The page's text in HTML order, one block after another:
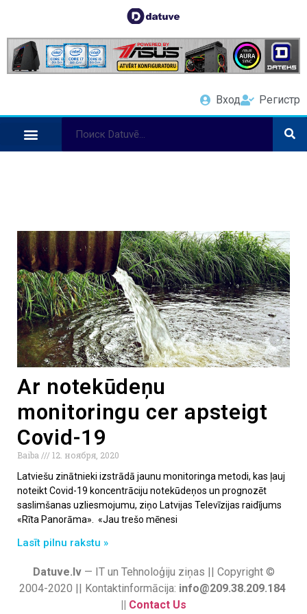
Вход Регистр
Ar notekūdeņu
monitoringu cer apsteigt
Covid-19
Baiba
12. ноября, 2020
Latviešu zinātnieki izstrādā jaunu monitoringa metodi, kas ļauj
noteikt Covid-19 koncentrāciju notekūdeņos un prognozēt
saslimšanas uzliesmojumu, ziņo Latvijas Televīzijas raidījums
«Rīta Panorāma». «Jau trešo mēnesi
Lasīt pilnu rakstu »
Datuve.lv— IT un Tehnoloģiju ziņas || Copyright ©
2004-2020 || Kontaktinformācija: info@209.38.209.184
|| Contact Us